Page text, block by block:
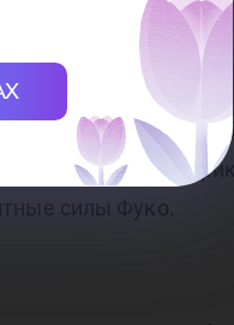
которой нужно
силы Фуко.